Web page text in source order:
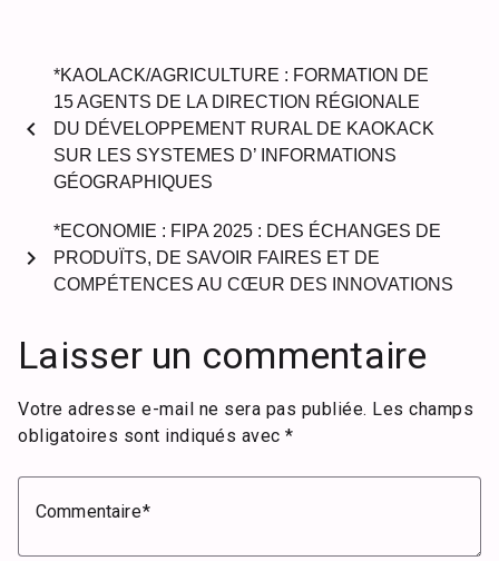
chevron_left
*KAOLACK/AGRICULTURE : FORMATION DE
15 AGENTS DE LA DIRECTION RÉGIONALE
DU DÉVELOPPEMENT RURAL DE KAOKACK
SUR LES SYSTEMES D’ INFORMATIONS
GÉOGRAPHIQUES
*ECONOMIE : FIPA 2025 : DES ÉCHANGES DE
PRODUÏTS, DE SAVOIR FAIRES ET DE
COMPÉTENCES AU CŒUR DES INNOVATIONS
chevron_right
Laisser un commentaire
Votre adresse e-mail ne sera pas publiée. Les champs
obligatoires sont indiqués avec *
Commentaire